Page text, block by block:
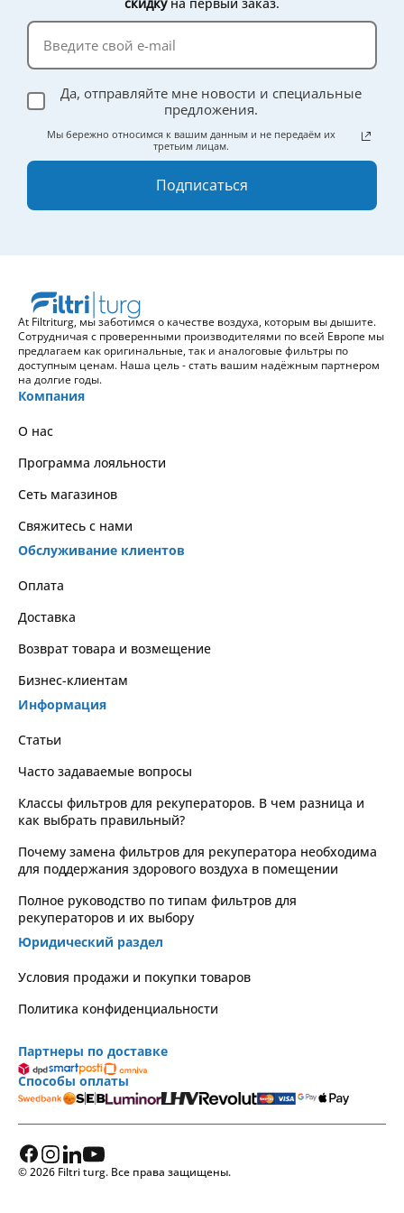
Да, отправляйте мне новости и специальные
предложения.
Мы бережно относимся к вашим данным и не передаём их
третьим лицам.
Подписаться
At Filtriturg, мы заботимся о качестве воздуха, которым вы дышите.
Сотрудничая с проверенными производителями по всей Европе мы
предлагаем как оригинальные, так и аналоговые фильтры по
доступным ценам. Наша цель - стать вашим надёжным партнером
на долгие годы.
Компания
О нас
Программа лояльности
Сеть магазинов
Свяжитесь с нами
Обслуживание клиентов
Оплата
Доставка
Возврат товара и возмещение
Бизнес-клиентам
Информация
Статьи
Часто задаваемые вопросы
Классы фильтров для рекуператоров. В чем разница и
как выбрать правильный?
Почему замена фильтров для рекуператора необходима
для поддержания здорового воздуха в помещении
Полное руководство по типам фильтров для
рекуператоров и их выбору
Юридический раздел
Условия продажи и покупки товаров
Политика конфиденциальности
Партнеры по доставке
Способы оплаты
© 2026 Filtri turg. Все права защищены.